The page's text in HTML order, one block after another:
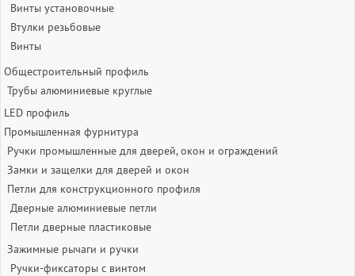
Винты установочные
Втулки резьбовые
Винты
Общестроительный профиль
Трубы алюминиевые круглые
LED профиль
Промышленная фурнитура
Ручки промышленные для дверей, окон и ограждений
Замки и защелки для дверей и окон
Петли для конструкционного профиля
Дверные алюминиевые петли
Петли дверные пластиковые
Зажимные рычаги и ручки
Ручки-фиксаторы c винтом